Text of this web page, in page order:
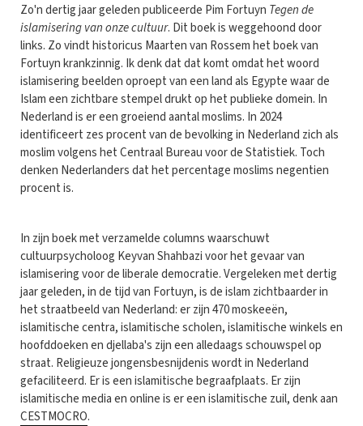
Zo'n dertig jaar geleden publiceerde Pim Fortuyn Tegen de
islamisering van onze cultuur. Dit boek is weggehoond door
links. Zo vindt historicus Maarten van Rossem het boek van
Fortuyn krankzinnig. Ik denk dat dat komt omdat het woord
islamisering beelden oproept van een land als Egypte waar de
Islam een zichtbare stempel drukt op het publieke domein. In
Nederland is er een groeiend aantal moslims. In 2024
identificeert zes procent van de bevolking in Nederland zich als
moslim volgens het Centraal Bureau voor de Statistiek. Toch
denken Nederlanders dat het percentage moslims negentien
procent is.
In zijn boek met verzamelde columns waarschuwt
cultuurpsycholoog Keyvan Shahbazi voor het gevaar van
islamisering voor de liberale democratie. Vergeleken met dertig
jaar geleden, in de tijd van Fortuyn, is de islam zichtbaarder in
het straatbeeld van Nederland: er zijn 470 moskeeën,
islamitische centra, islamitische scholen, islamitische winkels en
hoofddoeken en djellaba's zijn een alledaags schouwspel op
straat. Religieuze jongensbesnijdenis wordt in Nederland
gefaciliteerd. Er is een islamitische begraafplaats. Er zijn
islamitische media en online is er een islamitische zuil, denk aan
CESTMOCRO.